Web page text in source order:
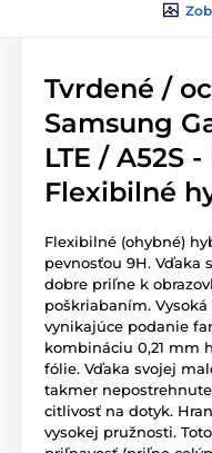
Tvrdené /
Samsung
LTE / A52S
Flexibilné
Flexibilné (ohybné)
pevnosťou 9H. Vďaka
dobre priľne k
poškriabaním.
vynikajúce podanie
kombináciu 0,21 mm
fólie. Vďaka svojej
takmer
citlivosť na dotyk.
vysokej pružnosti.